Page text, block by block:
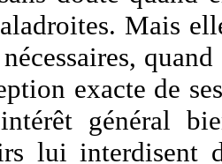
Mais
exacte de
général
lui interdisent